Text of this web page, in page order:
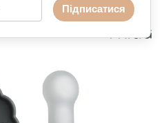
Підписатися